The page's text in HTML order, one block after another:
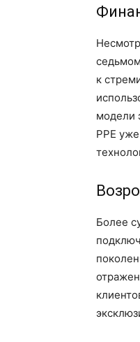
к
модели
PPE
Более